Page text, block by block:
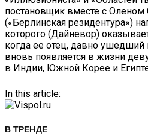
постановщик вместе с Оленом
(«Берлинская резидентура»)
которого (Дайневор)
когда ее отец, давно ушедший
вновь появляется в жизни
в Индии, Южной Корее и
In this article:
В ТРЕНДЕ